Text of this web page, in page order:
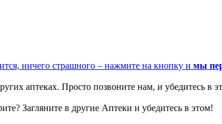
ничего страшного – нажмите на кнопку и мы
аптеках. Просто позвоните нам, и убедитесь в
Загляните в другие Аптеки и убедитесь в этом!